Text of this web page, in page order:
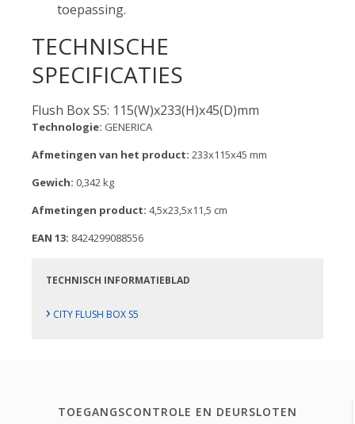
toepassing.
TECHNISCHE
SPECIFICATIES
Flush Box S5: 115(W)x233(H)x45(D)mm
Technologie: GENERICA
Afmetingen van het product: 233x115x45 mm
Gewich: 0,342 kg
Afmetingen product: 4,5x23,5x11,5 cm
EAN 13: 8424299088556
TECHNISCH INFORMATIEBLAD
› CITY FLUSH BOX S5
TOEGANGSCONTROLE EN DEURSLOTEN